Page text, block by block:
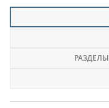
РАЗДЕЛЫ